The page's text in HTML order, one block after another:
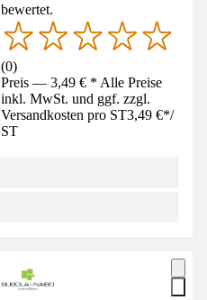
bewertet.
(0)
Preis — 3,49 € * Alle Preise
inkl. MwSt. und ggf. zzgl.
Versandkosten pro ST3,49 €*/
ST